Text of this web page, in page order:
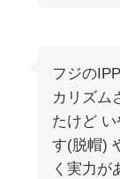
フジの
カリズム
たけど い
す(脱帽)
く実力が